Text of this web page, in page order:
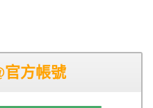
官方帳號